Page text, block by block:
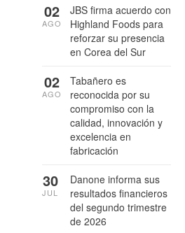
JBS firma acuerdo con
Highland Foods para
reforzar su presencia
en Corea del Sur
02
AGO
Tabañero es
reconocida por su
compromiso con la
calidad, innovación y
excelencia en
fabricación
02
AGO
Danone informa sus
resultados financieros
del segundo trimestre
de 2026
30
JUL